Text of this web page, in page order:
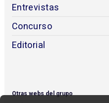
Entrevistas
Concurso
Editorial
Otras webs del grupo